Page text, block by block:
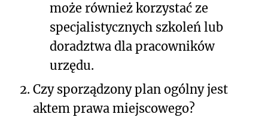
może również korzystać ze
specjalistycznych szkoleń lub
doradztwa dla pracowników
urzędu.
2. Czy sporządzony plan ogólny jest
aktem prawa miejscowego?